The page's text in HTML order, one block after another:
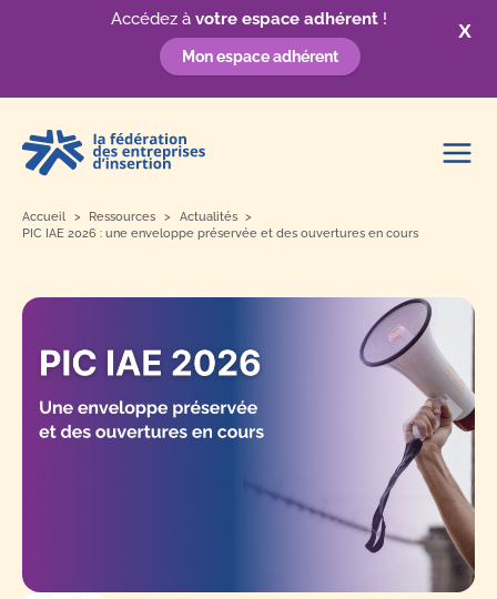
X
Accédez à votre espace adhérent!
Mon espace adhérent
contenu
Accueil Ressources
Actualités
PIC IAE 2026 : une enveloppe préservée et des ouvertures en cours